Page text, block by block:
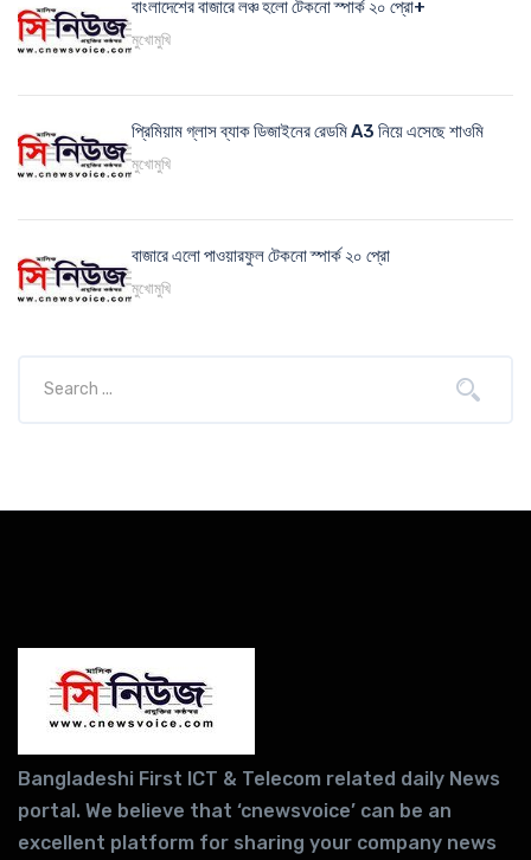
বাংলাদেশের বাজারে লঞ্চ হলো টেকনো স্পার্ক ২০ প্রো+
মুখোমুখি
প্রিমিয়াম গ্লাস ব্যাক ডিজাইনের রেডমি A3 নিয়ে এসেছে শাওমি
মুখোমুখি
বাজারে এলো পাওয়ারফুল টেকনো স্পার্ক ২০ প্রো
মুখোমুখি
Bangladeshi First ICT & Telecom related daily News
portal. We believe that ‘cnewsvoice’ can be an
excellent platform for sharing your company news